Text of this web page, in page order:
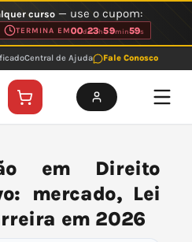
curso— use o cupom:
TERMINA EM00d23h59min59s
Central de Ajuda Fale Conosco
em Direito
mercado, Lei
em 2026